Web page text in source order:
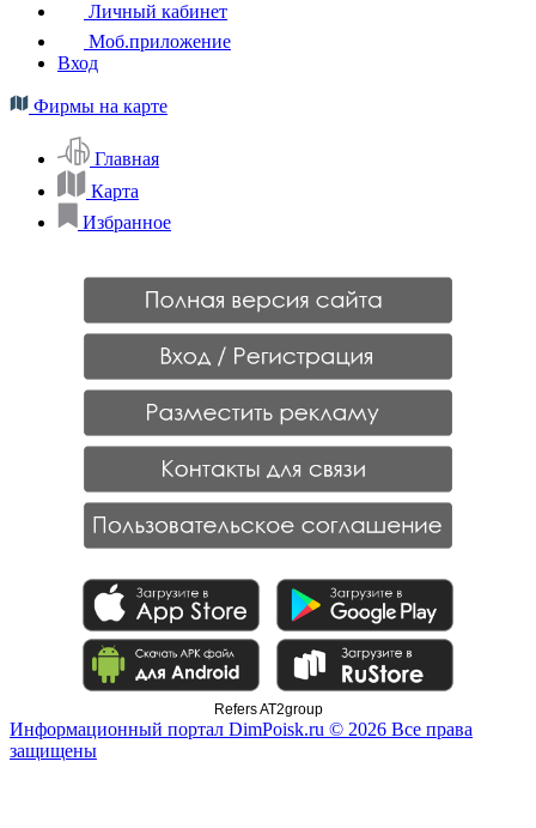
Личный кабинет
Моб.приложение
Вход
Фирмы на карте
Главная
Карта
Избранное
Refers AT2group
Информационный портал DimPoisk.ru © 2026 Все права
защищены